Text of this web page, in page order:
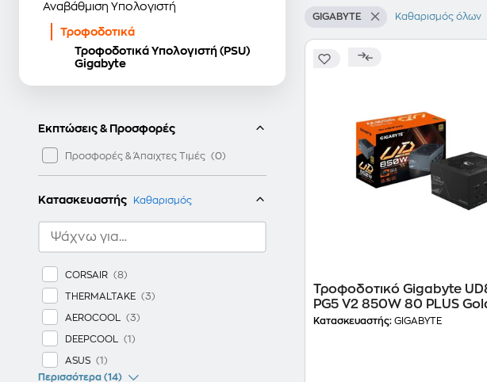
Αναβάθμιση Υπολογιστή
Τροφοδοτικά
Τροφοδοτικά Υπολογιστή (PSU)
Gigabyte
Εκπτώσεις & Προσφορές
Προσφορές & Άπαιχτες Τιμές
Κατασκευαστής Καθαρισμός
CORSAIR
THERMALTAKE
AEROCOOL
DEEPCOOL
ASUS
Περισσότερα (14)
GIGABYTE Καθαρισμός όλων
Τροφοδοτικό Gigabyte
PG5 V2 850W 80 PLUS
Modular
Κατασκευαστής: GIGABYTE